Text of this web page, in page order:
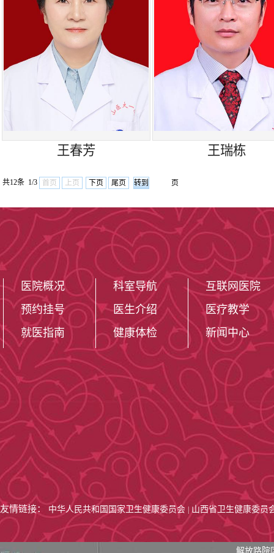
及眼眶病等专
间。平均年门
眼科团队是
伍。目前在科
17人。博士研
人，硕士研究
科室现有德
激光光凝仪
900型LED-
欧堡超广角激
野计、德国蔡
断系统、德国
物测量仪、德
仪，爱尔康
备。
在范雪定、
下，眼科已发
眼、葡萄膜炎
王春芳 王瑞栋
共12条 1/3 首页 上页 下页 尾页 页
医院概况
预约挂号
就医指南
科室导航
医生介绍
健康体检
互联网医院
医疗教学
新闻中心
友情链接： 中华人民共和国国家卫生健康委员会 山西省卫生健康委员
解放路